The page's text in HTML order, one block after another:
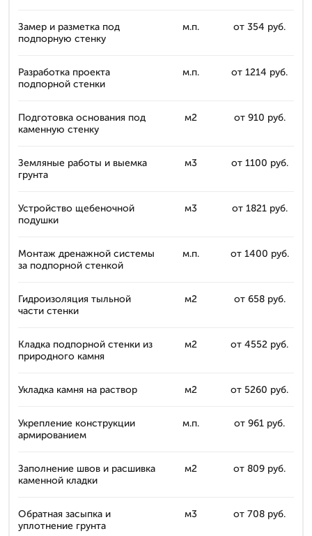
Замер и разметка под
подпорную стенку
м.п. от 354 руб.
Разработка проекта
подпорной стенки
м.п. от 1214 руб.
Подготовка основания под
каменную стенку
м2 от 910 руб.
Земляные работы и выемка
грунта
м3 от 1100 руб.
Устройство щебеночной
подушки
м3 от 1821 руб.
Монтаж дренажной системы
за подпорной стенкой
м.п. от 1400 руб.
Гидроизоляция тыльной
части стенки
м2 от 658 руб.
Кладка подпорной стенки из
природного камня
м2 от 4552 руб.
Укладка камня на раствор м2 от 5260 руб.
Укрепление конструкции
армированием
м.п. от 961 руб.
Заполнение швов и расшивка
каменной кладки
м2 от 809 руб.
Обратная засыпка и
уплотнение грунта
м3 от 708 руб.